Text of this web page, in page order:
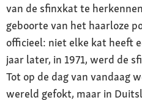
van de sfinxkat te
geboorte van het haarloze
officieel: niet elke kat heeft
jaar later, in 1971, werd de
Tot op de dag van vandaag
wereld gefokt, maar in